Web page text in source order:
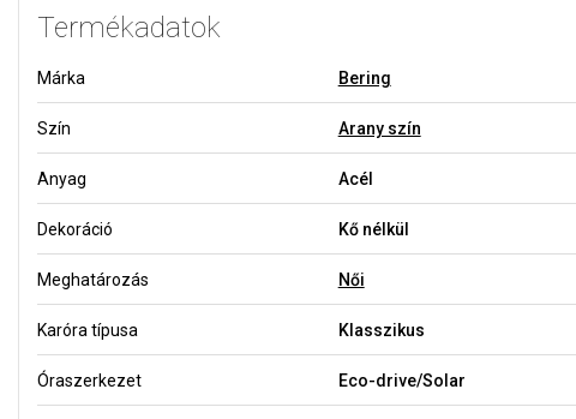
Termékadatok
Márka Bering
Szín Arany szín
Anyag Acél
Dekoráció Kő nélkül
Meghatározás Női
Karóra típusa Klasszikus
Óraszerkezet Eco-drive/Solar